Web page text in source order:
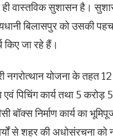
वास्तविक सुशासन है।
बिलासपुर को उसकी
किए जा रहे हैं।
नगरोत्थान योजना के तहत
पिचिंग कार्य तथा 5
बॉक्स निर्माण कार्य का
से शहर की अधोसंरचना को